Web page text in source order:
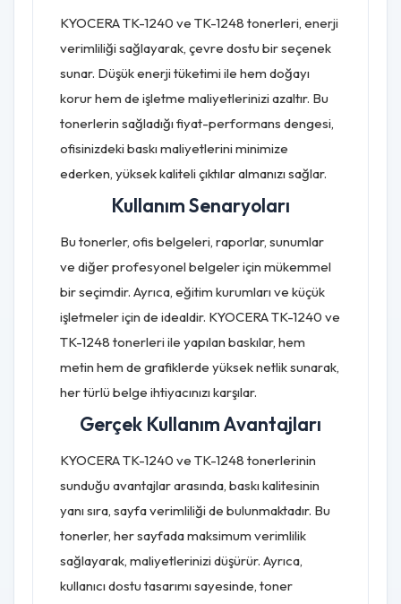
KYOCERA TK-1240 ve TK-1248 tonerleri, enerji
verimliliği sağlayarak, çevre dostu bir seçenek
sunar. Düşük enerji tüketimi ile hem doğayı
korur hem de işletme maliyetlerinizi azaltır. Bu
tonerlerin sağladığı fiyat-performans dengesi,
ofisinizdeki baskı maliyetlerini minimize
ederken, yüksek kaliteli çıktılar almanızı sağlar.
Kullanım Senaryoları
Bu tonerler, ofis belgeleri, raporlar, sunumlar
ve diğer profesyonel belgeler için mükemmel
bir seçimdir. Ayrıca, eğitim kurumları ve küçük
işletmeler için de idealdir. KYOCERA TK-1240 ve
TK-1248 tonerleri ile yapılan baskılar, hem
metin hem de grafiklerde yüksek netlik sunarak,
her türlü belge ihtiyacınızı karşılar.
Gerçek Kullanım Avantajları
KYOCERA TK-1240 ve TK-1248 tonerlerinin
sunduğu avantajlar arasında, baskı kalitesinin
yanı sıra, sayfa verimliliği de bulunmaktadır. Bu
tonerler, her sayfada maksimum verimlilik
sağlayarak, maliyetlerinizi düşürür. Ayrıca,
kullanıcı dostu tasarımı sayesinde, toner